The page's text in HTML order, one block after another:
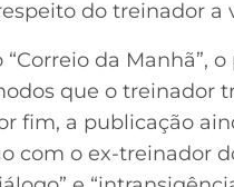
do treinador a
“Correio da Manhã”,
que o treinador
fim, a publicação
com o ex-treinador